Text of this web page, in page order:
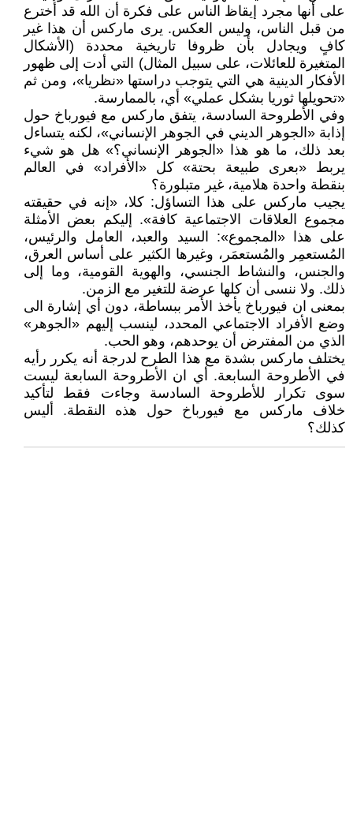
على أنها مجرد إيقاظ الناس على فكرة أن الله قد أُخترع
من قبل الناس، وليس العكس. يرى ماركس أن هذا غير
كافٍ ويجادل بأن ظروفا تاريخية محددة (الأشكال
المتغيرة للعائلات، على سبيل المثال) التي أدت إلى ظهور
الأفكار الدينية هي التي يتوجب دراستها «نظريا»، ومن ثم
«تحويلها ثوريا بشكل عملي» أي، بالممارسة.
وفي الأطروحة السادسة، يتفق ماركس مع فيورباخ حول
إذابة «الجوهر الديني في الجوهر الإنساني»، لكنه يتساءل
بعد ذلك، ما هو هذا «الجوهر الإنساني؟» هل هو شيء
يربط «بعرى طبيعة بحتة» كل «الأفراد» في العالم
بنقطة واحدة هلامية، غير متبلورة؟
يجيب ماركس على هذا التساؤل: كلا، «إنه في حقيقته
مجموع العلاقات الاجتماعية كافة». إليكم بعض الأمثلة
على هذا «المجموع»: السيد والعبد، العامل والرئيس،
المُستعمِر والمُستعمَر، وغيرها الكثير على أساس العرق،
والجنس، والنشاط الجنسي، والهوية القومية، وما إلى
ذلك. ولا ننسى أن كلها عرضة للتغير مع الزمن.
بمعنى ان فيورباخ يأخذ الأمر ببساطة، دون أي إشارة الى
وضع الأفراد الاجتماعي المحدد، لينسب إليهم «الجوهر»
الذي من المفترض أن يوحدهم، وهو الحب.
يختلف ماركس بشدة مع هذا الطرح لدرجة أنه يكرر رأيه
في الأطروحة السابعة. أي ان الأطروحة السابعة ليست
سوى تكرار للأطروحة السادسة وجاءت فقط لتأكيد
خلاف ماركس مع فيورباخ حول هذه النقطة. أليس
كذلك؟